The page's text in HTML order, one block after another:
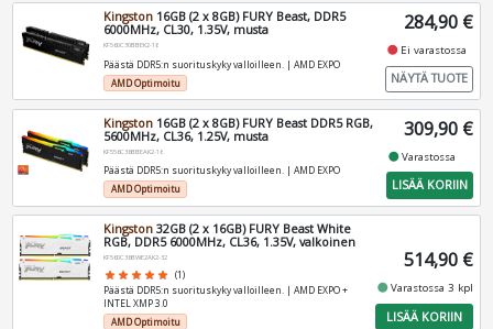
Kingston 16GB (2 x 8GB) FURY Beast, DDR5
6000MHz, CL30, 1.35V, musta
KF560C30BBEK2-16
Päästä DDR5:n suorituskyky valloilleen. | AMD EXPO
AMD Optimoitu
284,90 €
fiber_manual_record Ei varastossa
NÄYTÄ TUOTE
Kingston 16GB (2 x 8GB) FURY Beast DDR5 RGB,
5600MHz, CL36, 1.25V, musta
KF556C36BBEAK2-16
Päästä DDR5:n suorituskyky valloilleen. | AMD EXPO
AMD Optimoitu
309,90 €
fiber_manual_recordVarastossa
LISÄÄ KORIIN
Kingston 32GB (2 x 16GB) FURY Beast White
RGB, DDR5 6000MHz, CL36, 1.35V, valkoinen
KF560C36BWE2AK2-32
star star star star star (1)
Päästä DDR5:n suorituskyky valloilleen. | AMD EXPO +
INTEL XMP 3.0
AMD Optimoitu
514,90 €
fiber_manual_recordVarastossa 3 kpl
LISÄÄ KORIIN